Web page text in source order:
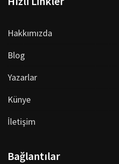
Hakkımızda
Blog
Yazarlar
Künye
İletişim
Bağlantılar